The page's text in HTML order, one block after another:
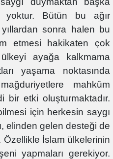
yoktur. Bütün bu ağır
sonra halen bu
etmesi hakikaten çok
ayağa kalkmama
yaşama noktasında
mahkûm
bir etki oluşturmaktadır.
için herkesin saygı
elinden gelen desteği de
İslam ülkelerinin
yapmaları gerekiyor.